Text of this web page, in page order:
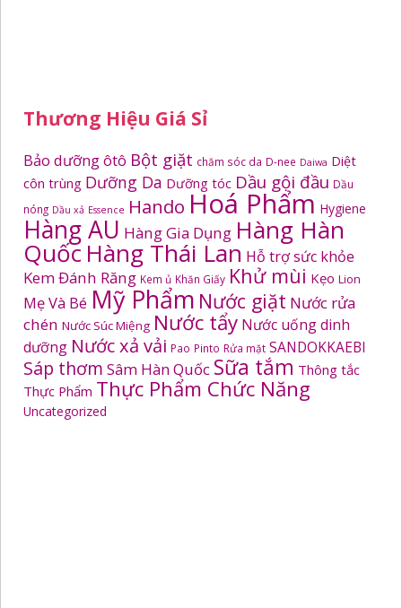
Thương Hiệu Giá Sỉ
Bảo dưỡng ôtô Bột giặt chăm sóc da D-nee Daiwa Diệt
côn trùng Dưỡng Da Dưỡng tóc Dầu gội đầu Dầu
nóng Dầu xả Essence Hando Hoá Phẩm Hygiene
Hàng AU Hàng Gia Dụng Hàng Hàn
Quốc Hàng Thái Lan Hỗ trợ sức khỏe
Kem Đánh Răng Kem ủ Khăn Giấy Khử mùi Kẹo Lion
Mẹ Và Bé Mỹ Phẩm Nước giặt Nước rửa
chén Nước Súc Miệng Nước tẩy Nước uống dinh
dưỡng Nước xả vải Pao Pinto Rửa mặt SANDOKKAEBI
Sáp thơm Sâm Hàn Quốc Sữa tắm Thông tắc
Thực Phẩm Thực Phẩm Chức Năng
Uncategorized